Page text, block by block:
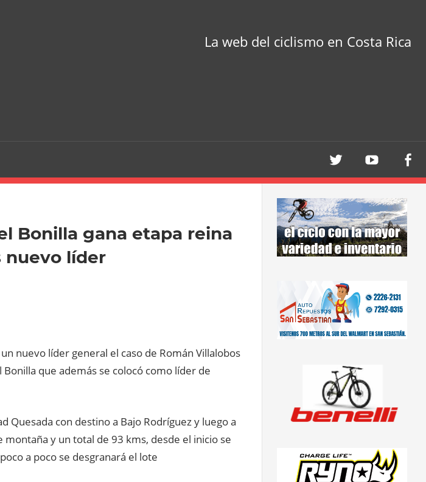
La web del ciclismo en Costa Rica
Bonilla gana etapa reina
nuevo líder
nuevo líder general el caso de Román Villalobos
que además se colocó como líder de
Quesada con destino a Bajo Rodríguez y luego a
y un total de 93 kms, desde el inicio se
a poco se desgranará el lote